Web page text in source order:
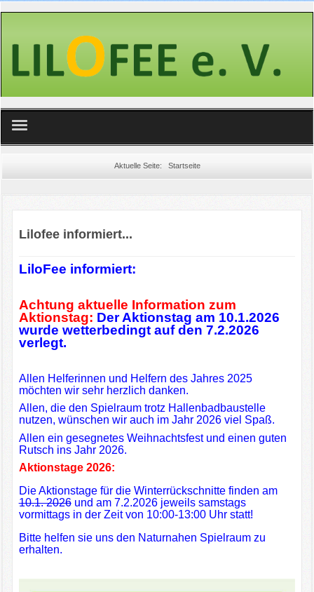
Projekte
Bildergalerie Paradies
Aktuelle Seite: Startseite
Lilofee informiert...
LiloFee informiert:
Achtung aktuelle Information zum
Aktionstag: Der Aktionstag am 10.1.2026
wurde wetterbedingt auf den 7.2.2026
verlegt.
Allen Helferinnen und Helfern des Jahres 2025
möchten wir sehr herzlich danken.
Allen, die den Spielraum trotz Hallenbadbaustelle
nutzen, wünschen wir auch im Jahr 2026 viel Spaß.
Allen ein gesegnetes Weihnachtsfest und einen guten
Rutsch ins Jahr 2026.
Aktionstage 2026:
Die Aktionstage für die Winterrückschnitte finden am
10.1. 2026und am 7.2.2026 jeweils samstags
vormittags in der Zeit von 10:00-13:00 Uhr statt!
Bitte helfen sie uns den Naturnahen Spielraum zu
erhalten.